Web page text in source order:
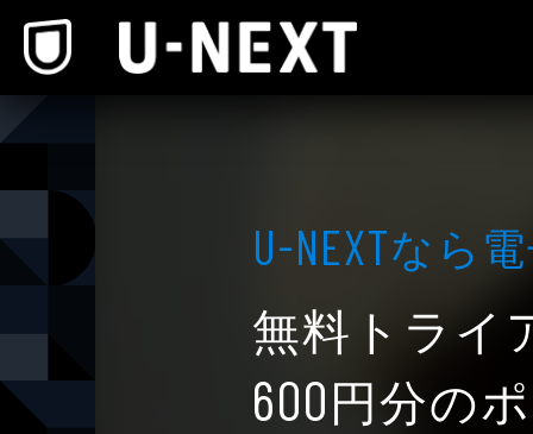
U-NEXTなら
無料トライ
600円分の